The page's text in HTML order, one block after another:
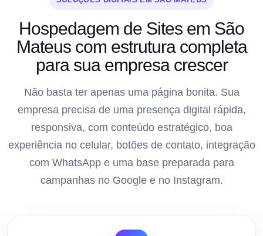
Hospedagem de Sites em São
Mateus com estrutura completa
para sua empresa crescer
Não basta ter apenas uma página bonita. Sua
empresa precisa de uma presença digital rápida,
responsiva, com conteúdo estratégico, boa
experiência no celular, botões de contato, integração
com WhatsApp e uma base preparada para
campanhas no Google e no Instagram.